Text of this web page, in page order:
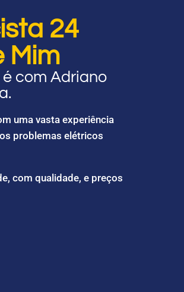
24
Mim
com Adriano
uma vasta experiência
problemas elétricos
com qualidade, e preços